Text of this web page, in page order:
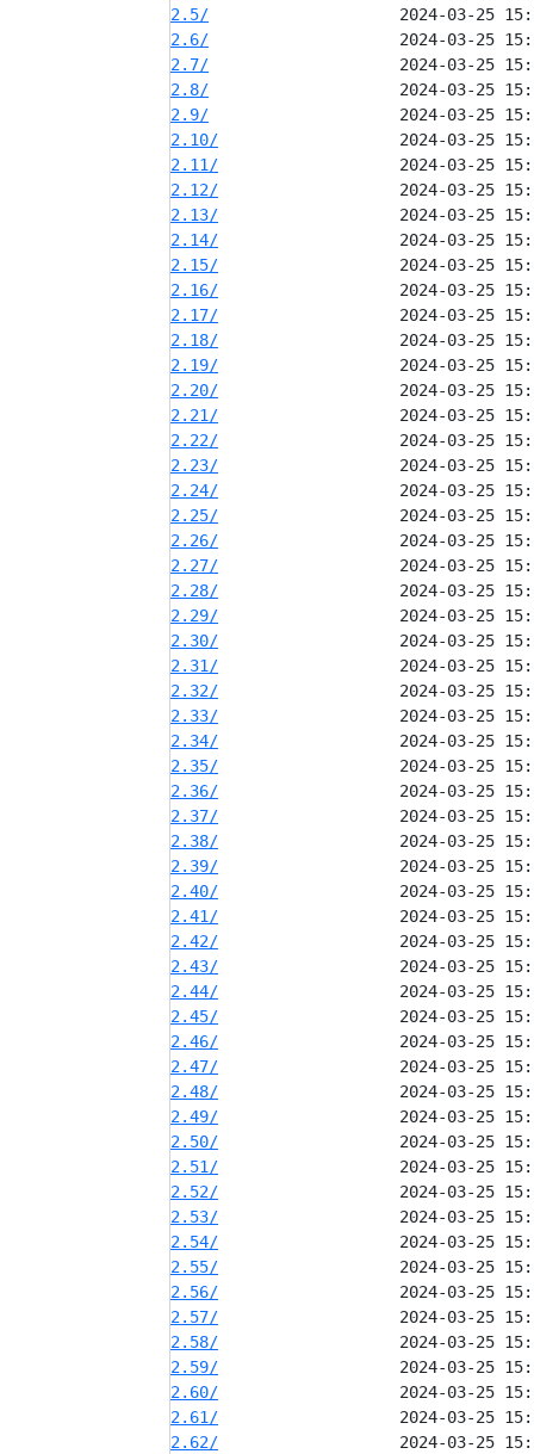
2.5/
2.6/
2.7/
2.8/
2.9/
2.10/
2.11/
2.12/
2.13/
2.14/
2.15/
2.16/
2.17/
2.18/
2.19/
2.20/
2.21/
2.22/
2.23/
2.24/
2.25/
2.26/
2.27/
2.28/
2.29/
2.30/
2.31/
2.32/
2.33/
2.34/
2.35/
2.36/
2.37/
2.38/
2.39/
2.40/
2.41/
2.42/
2.43/
2.44/
2.45/
2.46/
2.47/
2.48/
2.49/
2.50/
2.51/
2.52/
2.53/
2.54/
2.55/
2.56/
2.57/
2.58/
2.59/
2.60/
2.61/
2.62/